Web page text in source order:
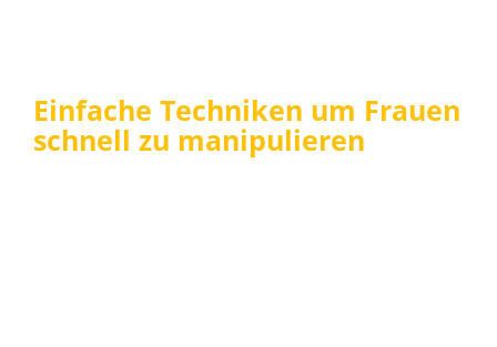
Einfache Techniken um Frauen
schnell zu manipulieren